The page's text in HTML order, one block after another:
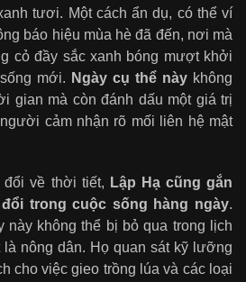
tươi. Một cách ẩn dụ, có thể ví
báo hiệu mùa hè đã đến, nơi mà
cỏ đầy sắc xanh bóng mượt khởi
mới. Ngày cụ thể này không
gian mà còn đánh dấu một giá trị
cảm nhận rõ mối liên hệ mật
đổi về thời tiết, Lập Hạ cũng gắn
trong cuộc sống hàng ngày.
không thể bị bỏ qua trong lịch
nông dân. Họ quan sát kỹ lưỡng
cho việc gieo trồng lúa và các loại